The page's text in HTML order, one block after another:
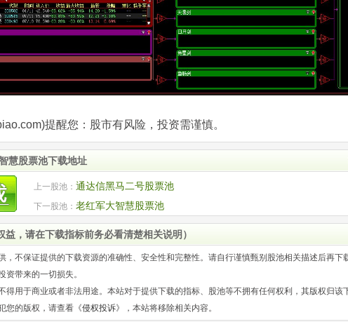
提醒您：股市有风险，投资需谨慎。
慧股票池下载地址
上一股池： 通达信黑马二号股票池
下一股池： 老红军大智慧股票池
，请在下载指标前务必看清楚相关说明）
，不保证提供的下载资源的准确性、安全性和完整性。请自行谨慎甄别股池相关描述后再下
资带来的一切损失。
得用于商业或者非法用途。本站对于提供下载的指标、股池等不拥有任何权利，其版权归该
您的版权，请查看《侵权投诉》，本站将移除相关内容。